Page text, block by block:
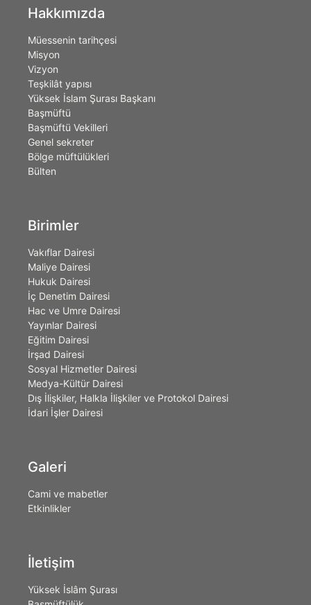
Hakkımızda
Müessenin tarihçesi
Misyon
Vizyon
Teşkilât yapısı
Yüksek İslam Şurası Başkanı
Başmüftü
Başmüftü Vekilleri
Genel sekreter
Bölge müftülükleri
Bülten
Birimler
Vakıflar Dairesi
Maliye Dairesi
Hukuk Dairesi
İç Denetim Dairesi
Hac ve Umre Dairesi
Yayınlar Dairesi
Eğitim Dairesi
İrşad Dairesi
Sosyal Hizmetler Dairesi
Medya-Kültür Dairesi
Dış İlişkiler, Halkla İlişkiler ve Protokol Dairesi
İdari İşler Dairesi
Galeri
Cami ve mabetler
Etkinlikler
İletişim
Yüksek İslâm Şurası